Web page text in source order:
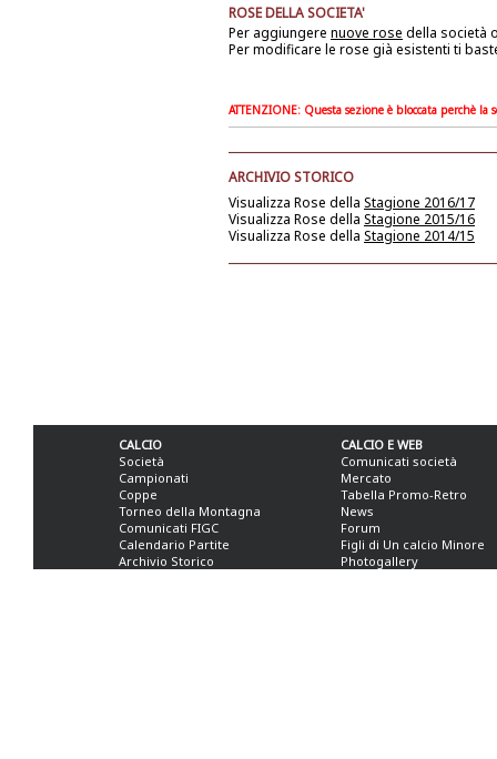
ROSE DELLA SOCIETA'
Per aggiungere nuove rose della società
Per modificare le rose già esistenti ti
ATTENZIONE: Questa sezione è bloccata perchè
ARCHIVIO STORICO
Visualizza Rose della Stagione 2016/17
Visualizza Rose della Stagione 2015/16
Visualizza Rose della Stagione 2014/15
CALCIO
Società
Campionati
Coppe
Torneo della Montagna
Comunicati FIGC
Calendario Partite
Archivio Storico
CALCIO E WEB
Comunicati società
Mercato
Tabella Promo-Retro
News
Forum
Figli di Un calcio Minore
Photogallery